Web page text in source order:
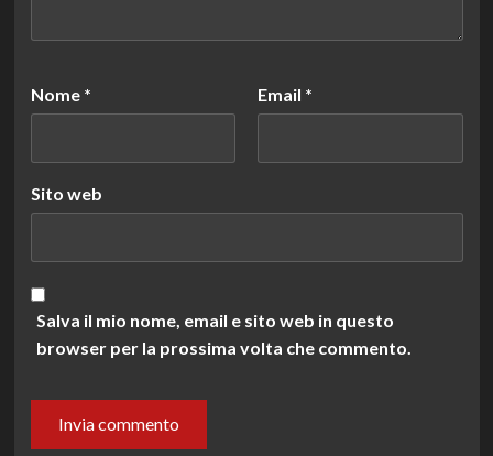
Nome * Email *
Sito web
Salva il mio nome, email e sito web in questo
browser per la prossima volta che commento.